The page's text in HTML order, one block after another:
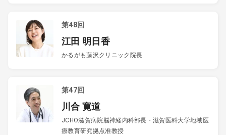
第48回
江田 明日香
かるがも藤沢クリニック院長
第47回
川合 寛道
JCHO滋賀病院脳神経内科部長・滋賀医科大学地域医
療教育研究拠点准教授